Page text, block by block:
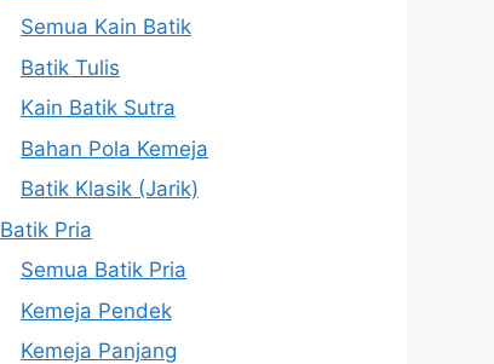
Semua Kain Batik
Batik Tulis
Kain Batik Sutra
Bahan Pola Kemeja
Batik Klasik (Jarik)
Batik Pria
Semua Batik Pria
Kemeja Pendek
Kemeja Panjang